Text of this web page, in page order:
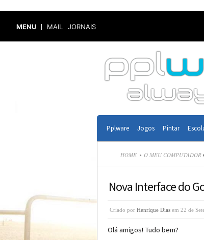
MENU MAIL JORNAIS
Pplware Jogos Pintar
HOME O MEU COMPUTADOR
Nova Interface do
Criado por Henrique Dias em 22 de
Olá amigos! Tudo bem?